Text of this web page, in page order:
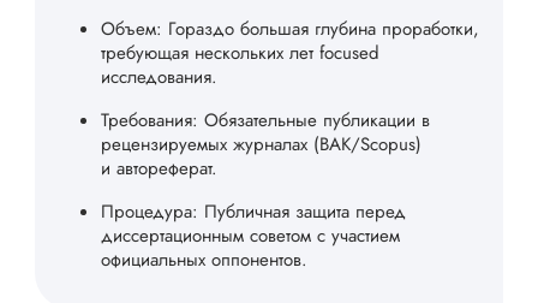
Объем: Гораздо большая глубина проработки,
требующая нескольких лет focused
исследования.
Требования: Обязательные публикации в
рецензируемых журналах (ВАК/Scopus)
и автореферат.
Процедура: Публичная защита перед
диссертационным советом с участием
официальных оппонентов.